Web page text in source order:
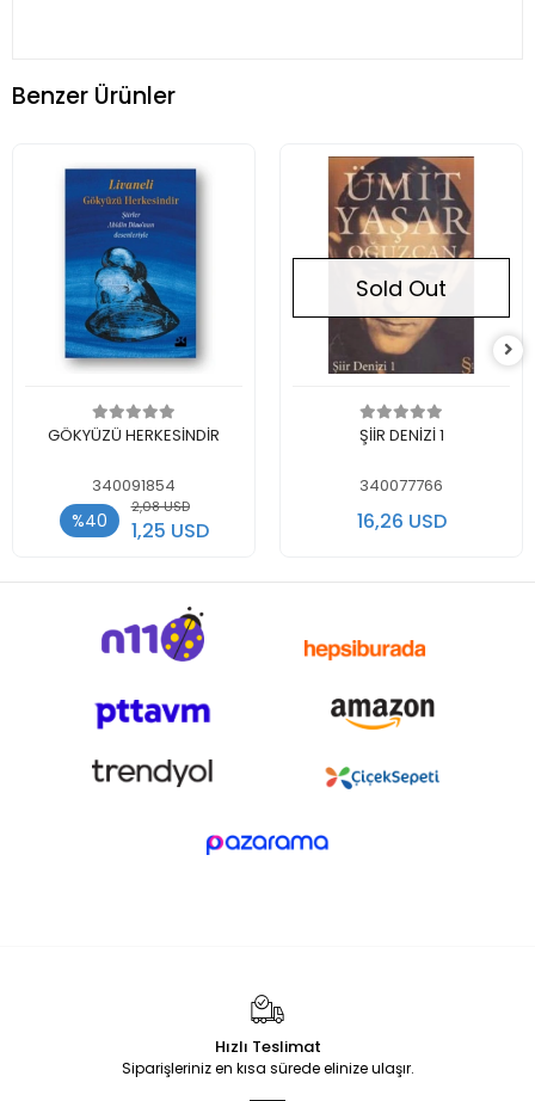
Benzer Ürünler
Add to cart
GÖKYÜZÜ HERKESİNDİR
340091854
%40
2,08 USD
1,25 USD
Out of stock
Sold Out
ŞİİR DENİZİ 1
340077766
16,26 USD
Hızlı Teslimat
Siparişleriniz en kısa sürede elinize ulaşır.